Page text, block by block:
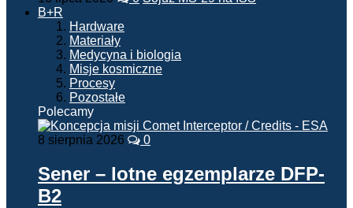
B+R
Hardware
Materiały
Medycyna i biologia
Misje kosmiczne
Procesy
Pozostałe
Polecamy
8 sierpnia 2026 0
Sener – lotne egzemplarze DFP-
B2